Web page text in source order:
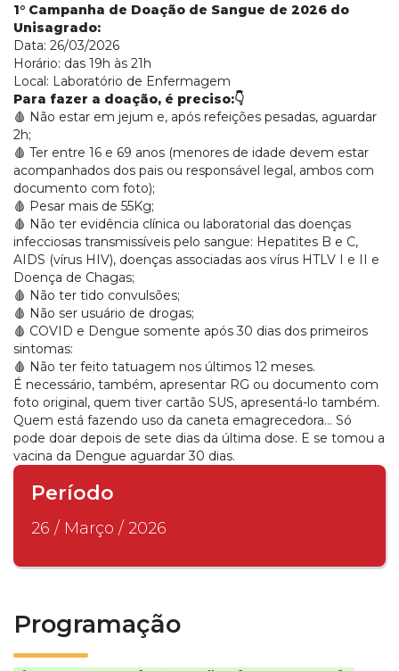
1° Campanha de Doação de Sangue de 2026 do
Unisagrado:
Data: 26/03/2026
Horário: das 19h às 21h
Local: Laboratório de Enfermagem
Para fazer a doação, é preciso:👇
🩸 Não estar em jejum e, após refeições pesadas, aguardar
2h;
🩸 Ter entre 16 e 69 anos (menores de idade devem estar
acompanhados dos pais ou responsável legal, ambos com
documento com foto);
🩸 Pesar mais de 55Kg;
🩸 Não ter evidência clínica ou laboratorial das doenças
infecciosas transmissíveis pelo sangue: Hepatites B e C,
AIDS (vírus HIV), doenças associadas aos vírus HTLV I e II e
Doença de Chagas;
🩸 Não ter tido convulsões;
🩸 Não ser usuário de drogas;
🩸 COVID e Dengue somente após 30 dias dos primeiros
sintomas:
🩸 Não ter feito tatuagem nos últimos 12 meses.
É necessário, também, apresentar RG ou documento com
foto original, quem tiver cartão SUS, apresentá-lo também.
Quem está fazendo uso da caneta emagrecedora... Só
pode doar depois de sete dias da última dose. E se tomou a
vacina da Dengue aguardar 30 dias.
Período
26 / Março / 2026
Programação